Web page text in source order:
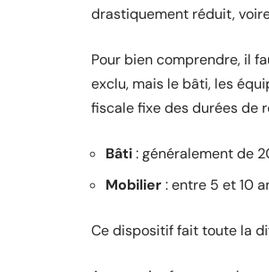
drastiquement réduit,
Pour bien comprendre, il
exclu, mais le bâti, les
fiscale fixe des durées de
Bâti: généralement de
Mobilier: entre 5 et 10
Ce dispositif fait toute la